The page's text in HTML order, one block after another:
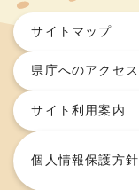
サイトマップ
県庁へのアクセス
サイト利用案内
個人情報保護方針